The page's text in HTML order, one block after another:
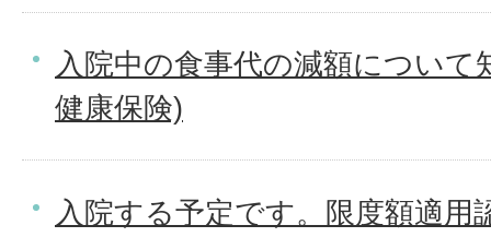
入院中の食事代の減額につい
健康保険)
入院する予定です。限度額適用